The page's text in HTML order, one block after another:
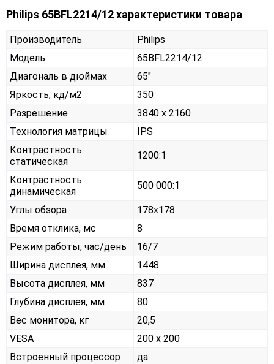
Philips 65BFL2214/12 характеристики товара
Производитель
Philips
Модель
65BFL2214/12
Диагональ в дюймах
65"
Яркость, кд/м2
350
Разрешение
3840 x 2160
Технология матрицы
IPS
Контрастность
статическая
1200:1
Контрастность
динамическая
500 000:1
Углы обзора
178x178
Время отклика, мс
8
Режим работы, час/день
16/7
Ширина дисплея, мм
1448
Высота дисплея, мм
837
Глубина дисплея, мм
80
Вес монитора, кг
20,5
VESA
200 x 200
Встроенный процессор
да